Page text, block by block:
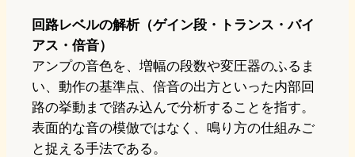
回路レベルの解析（ゲイン段・トランス・バイ
アス・倍音）
アンプの音色を、増幅の段数や変圧器のふるま
い、動作の基準点、倍音の出方といった内部回
路の挙動まで踏み込んで分析することを指す。
表面的な音の模倣ではなく、鳴り方の仕組みご
と捉える手法である。